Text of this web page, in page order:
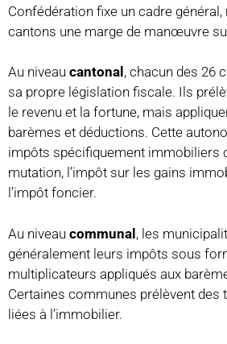
Confédération fixe un cadre
cantons une marge de manœuvre
Au niveau cantonal , chacun des 26
sa propre législation fiscale. Ils
le revenu et la fortune, mais
barèmes et déductions. Cette
impôts spécifiquement immobiliers
mutation, l’impôt sur les gains
l’impôt foncier.
Au niveau communal, les
généralement leurs impôts sous
multiplicateurs appliqués aux
Certaines communes prélèvent des
liées à l’immobilier.